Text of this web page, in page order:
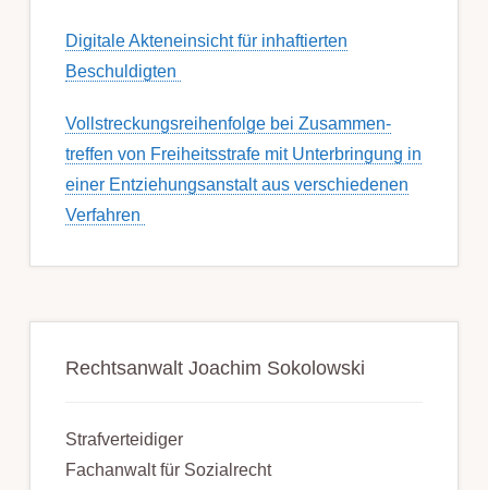
Digitale Akteneinsicht für inhaftierten
Beschuldigten
Voll­streckungs­­­reihenfolge bei Zusamm­­en­
treffen von Frei­heits­strafe mit Unter­bring­ung in
einer Ent­ziehungs­anstalt aus ver­schied­enen
Ver­fahren
Rechtsanwalt Joachim Sokolowski
Strafverteidiger
Fachanwalt für Sozialrecht